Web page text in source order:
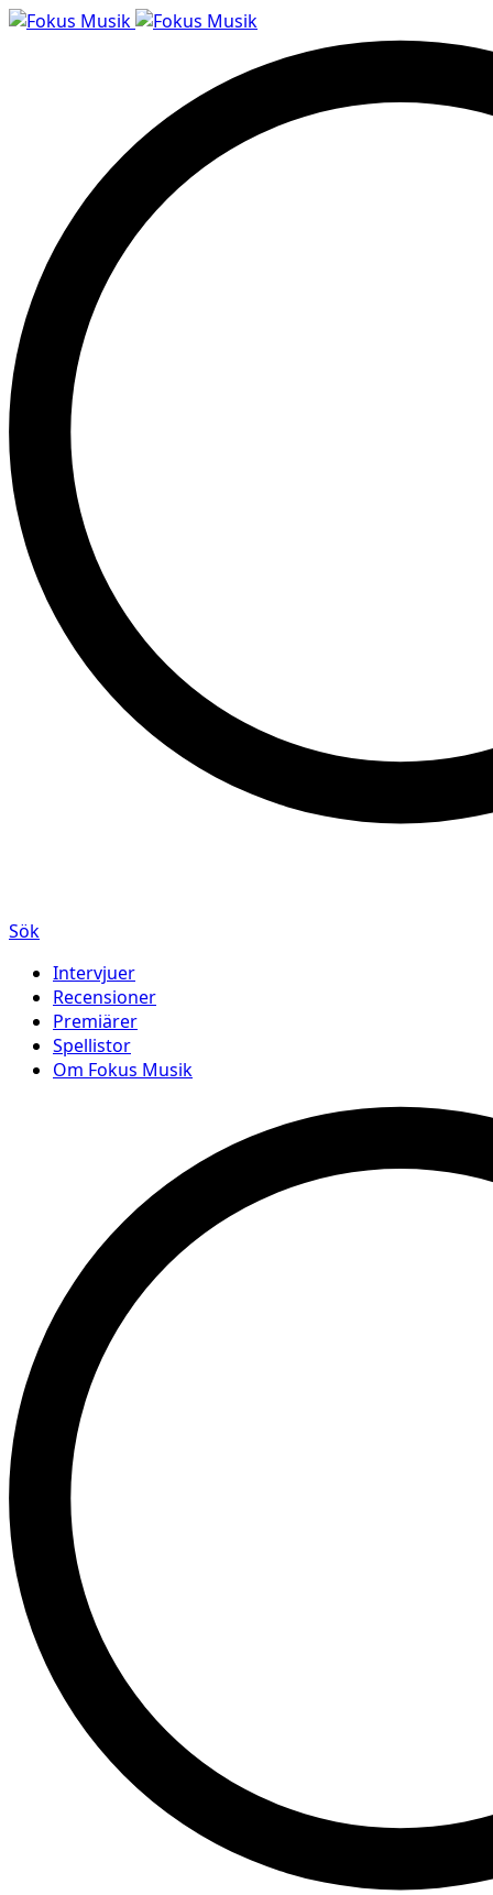
Sök
Intervjuer
Recensioner
Premiärer
Spellistor
Om Fokus Musik